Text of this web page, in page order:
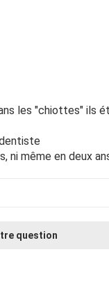
les "chiottes" ils
ni même en deux
question